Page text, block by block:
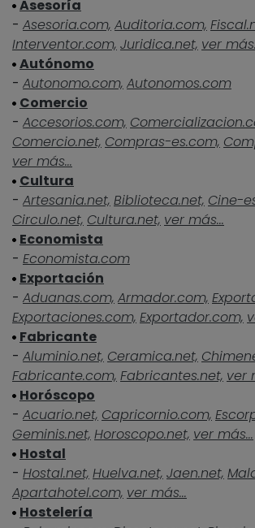
Asesoría
- Asesoria.com, Auditoria.com,
Interventor.com, Juridica.net, ver
Autónomo
- Autonomo.com, Autonomos.com
Comercio
- Accesorios.com,
Comercio.net, Compras-es.com,
ver más...
Cultura
- Artesania.net, Biblioteca.net, Cine-
Circulo.net, Cultura.net, ver más...
Economista
- Economista.com
Exportación
- Aduanas.com, Armador.com,
Exportaciones.com, Exportador.com,
Fabricante
- Aluminio.net, Ceramica.net,
Fabricante.com, Fabricantes.net, ver
Horóscopo
- Acuario.net, Capricornio.com,
Geminis.net, Horoscopo.net, ver más...
Hostal
- Hostal.net, Huelva.net, Jaen.net,
Apartahotel.com, ver más...
Hostelería